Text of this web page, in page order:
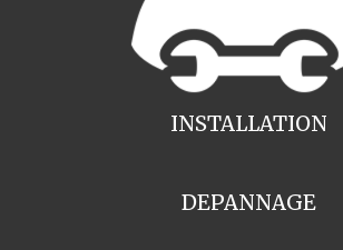
INSTALLATION
DEPANNAGE